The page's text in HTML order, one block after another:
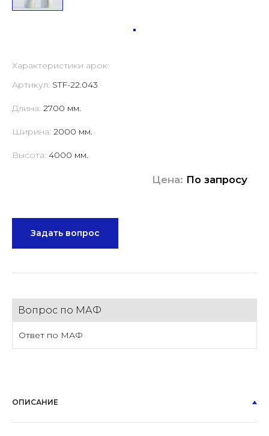
Характеристики арок:
Артикул: STF-22.043
Длина: 2700 мм.
Ширина: 2000 мм.
Высота: 4000 мм.
Цена: По запросу
Задать вопрос
Вопрос по МАФ
Ответ по МАФ
ОПИСАНИЕ